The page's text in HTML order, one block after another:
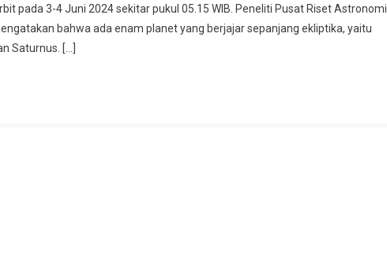
pada 3-4 Juni 2024 sekitar pukul 05.15 WIB. Peneliti Pusat Riset Astronomi
bahwa ada enam planet yang berjajar sepanjang ekliptika, yaitu
Saturnus. […]